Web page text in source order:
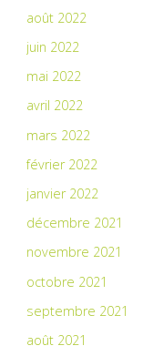
août 2022
juin 2022
mai 2022
avril 2022
mars 2022
février 2022
janvier 2022
décembre 2021
novembre 2021
octobre 2021
septembre 2021
août 2021